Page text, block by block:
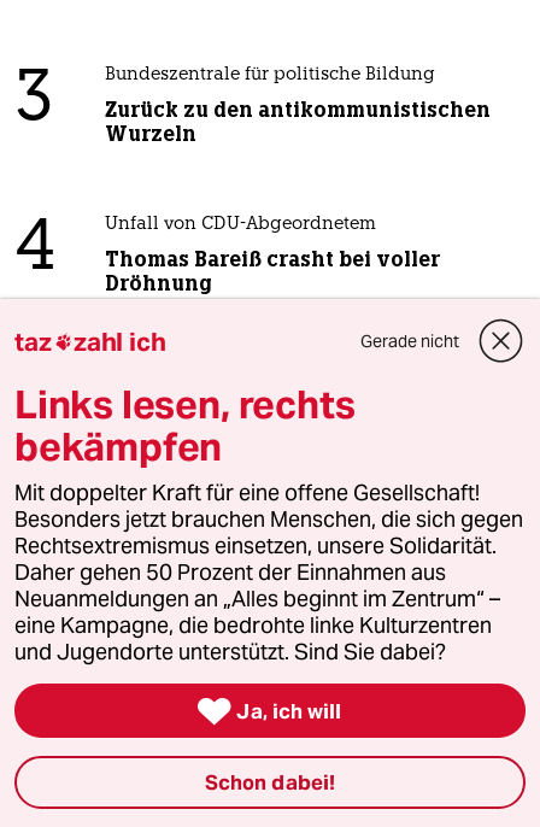
3 Bundeszentrale für politische Bildung
Zurück zu den antikommunistischen
Wurzeln
4 Unfall von CDU-Abgeordnetem
Thomas Bareiß crasht bei voller
Dröhnung
5 Stromkrise mit Ansage
6 Was tun gegen den Energiewende-Rollback?
Der Urknall
taz
Folgen Sie uns
taz zahl ich Gerade nicht
Links lesen, rechts
bekämpfen
Mit doppelter Kraft für eine offene Gesellschaft!
Besonders jetzt brauchen Menschen, die sich gegen
Rechtsextremismus einsetzen, unsere Solidarität.
Daher gehen 50 Prozent der Einnahmen aus
Neuanmeldungen an „Alles beginnt im Zentrum“ –
eine Kampagne, die bedrohte linke Kulturzentren
und Jugendorte unterstützt. Sind Sie dabei?
 Ja, ich will
Schon dabei!